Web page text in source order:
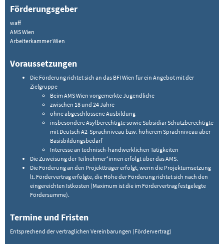
Förderungsgeber
waff
AMS Wien
Arbeiterkammer Wien
Voraussetzungen
Die Förderung richtet sich an das BFI Wien für ein Angebot mit der
Zielgruppe
Beim AMS Wien vorgemerkte Jugendliche
zwischen 18 und 24 Jahre
ohne abgeschlossene Ausbildung
insbesondere Asylberechtigte sowie Subsidiär Schutzberechtigte
mit Deutsch A2-Sprachniveau bzw. höherem Sprachniveau aber
Basisbildungsbedarf
Interesse an technisch-handwerklichen Tätigkeiten
Die Zuweisung der Teilnehmer*innen erfolgt über das AMS.
Die Förderung an den Projektträger erfolgt, wenn die Projektumsetzung
lt. Fördervertrag erfolgte, die Höhe der Förderung richtet sich nach den
eingereichten Istkosten (Maximum ist die im Fördervertrag festgelegte
Fördersumme).
Termine und Fristen
Entsprechend der vertraglichen Vereinbarungen (Fördervertrag)